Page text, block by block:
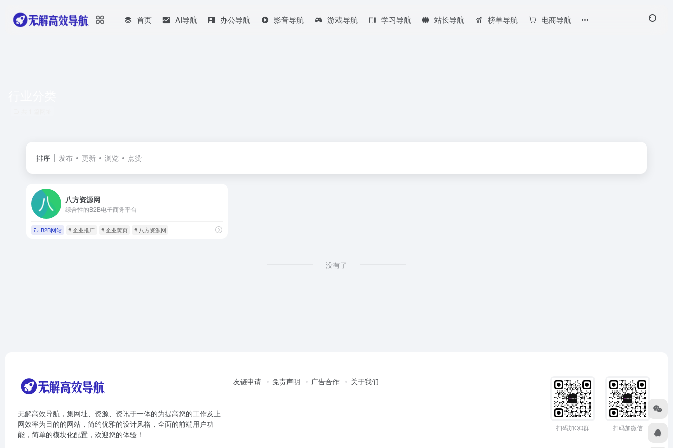
首页 AI导航 办公导航 影音导航 游戏导航 学习导航 站长导航 榜单导航 电商导航
排序 发布 更新 浏览 点赞
八方资源网
综合性的B2B电子商务平台
B2B网站 # 企业推广 # 企业黄页 # 八方资源网
没有了
无解高效导航，集网址、资源、资讯于一体的为提高您的工作及上
网效率为目的的网站，简约优雅的设计风格，全面的前端用户功
能，简单的模块化配置，欢迎您的体验！
友链申请 免责声明 广告合作 关于我们
扫码加QQ群 扫码加微信